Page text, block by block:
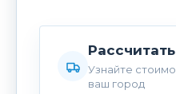
Узнайте
ваш город